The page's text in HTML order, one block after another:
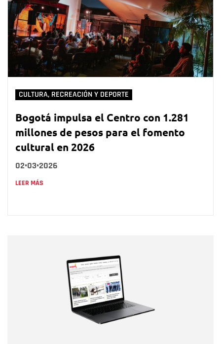
CULTURA, RECREACIÓN Y DEPORTE
Bogotá impulsa el Centro con 1.281
millones de pesos para el fomento
cultural en 2026
02•03•2026
LEER MÁS
Correo electrónico
Tipo de comentario